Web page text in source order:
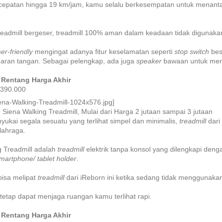
hingga 19 km/jam, kamu selalu berkesempatan untuk
bergeser, treadmill 100% aman dalam keadaan tidak
friendlymengingat adanya fitur keselamatan sepertistop switch
tangan. Sebagai pelengkap, ada jugaspeaker bawaan untuk
Rentang Harga Akhir
Walking Treadmill, Mulai dari Harga 2 jutaan sampai 3 jutaan
segala sesuatu yang terlihat simpel dan minimalis,treadmilldari
Treadmill adalahtreadmillelektrik tanpa konsol yang dilengkapi
tablet holder
melipattreadmilldari iReborn ini ketika sedang tidak
dapat menjaga ruangan kamu terlihat rapi.
Rentang Harga Akhir